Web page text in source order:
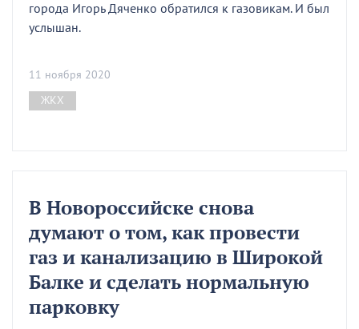
11 ноября 2020
города Игорь Дяченко обратился к газовикам. И был
услышан.
ЖКХ
В Новороссийске снова
думают о том, как провести
газ и канализацию в Широкой
Балке и сделать нормальную
парковку